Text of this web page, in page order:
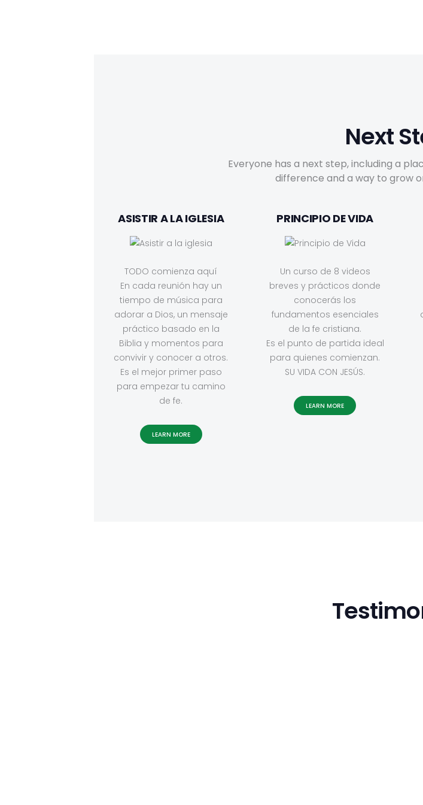
Next
Everyone has a next step, including a
difference and a way to grow
ASISTIR A LA IGLESIA
TODO comienza aquí
En cada reunión hay un
tiempo de música para
adorar a Dios, un mensaje
práctico basado en la
Biblia y momentos para
convivir y conocer a otros.
Es el mejor primer paso
para empezar tu camino
de fe.
LEARN MORE
PRINCIPIO DE VIDA
Un curso de 8 videos
breves y prácticos donde
conocerás los
fundamentos esenciales
de la fe cristiana.
Es el punto de partida ideal
para quienes comienzan.
SU VIDA CON JESÚS.
LEARN MORE